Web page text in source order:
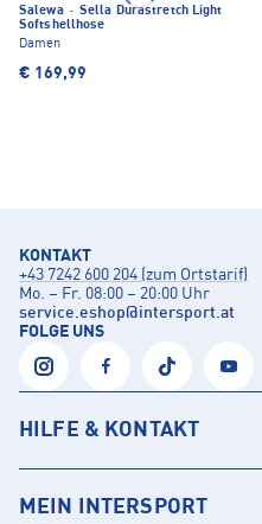
Salewa · Sella Durastretch Light
Softshellhose
Damen
€ 169,99
KONTAKT
+43 7242 600 204 (zum Ortstarif)
Mo. – Fr. 08:00 – 20:00 Uhr
service.eshop@intersport.at
FOLGE UNS
HILFE & KONTAKT
MEIN INTERSPORT